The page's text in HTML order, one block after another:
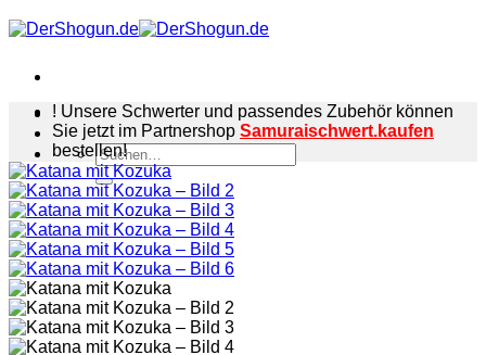
Zum
Inhalt
Suchen
nach:
! Unsere Schwerter und passendes Zubehör können
Sie jetzt im Partnershop Samuraischwert.kaufen
bestellen!